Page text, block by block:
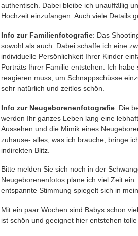
authentisch. Dabei bleibe ich unauffällig
Hochzeit einzufangen. Auch viele Details
Info zur Familienfotografie: Das
sowohl als auch. Dabei schaffe ich eine
individuelle Persönlichkeit Ihrer Kinder
Porträts Ihrer Familie entstehen. Ich habe
reagieren muss, um Schnappschüsse
sehr natürlich und zeitlos schön.
Info zur Neugeborenenfotografie: Die
werden Ihr ganzes Leben lang eine
Aussehen und die Mimik eines
zuhause- alles, was ich brauche, bringe
indirekten Blitz.
Bitte melden Sie sich noch in der
Neugeborenenfotos plane ich viel Zeit
entspannte Stimmung spiegelt sich in
Mit ein paar Wochen sind Babys schon
ist schön und geeignet hier entstehen